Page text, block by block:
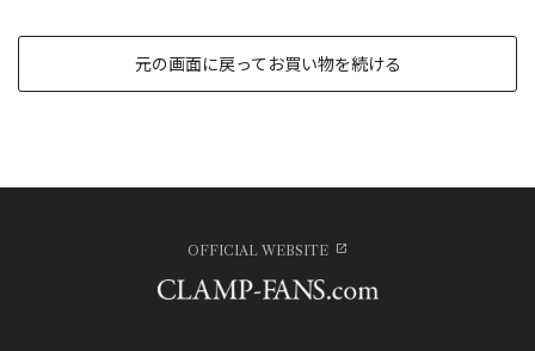
元の画面に戻ってお買い物を続ける
OFFICIAL WEBSITE